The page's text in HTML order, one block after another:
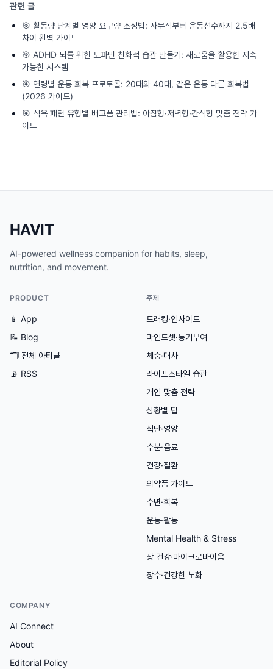
관련 글
🎯 활동량 단계별 영양 요구량 조정법: 사무직부터 운동선수까지 2.5배
차이 완벽 가이드
🎯 ADHD 뇌를 위한 도파민 친화적 습관 만들기: 새로움을 활용한 지속
가능한 시스템
🎯 연령별 운동 회복 프로토콜: 20대와 40대, 같은 운동 다른 회복법
(2026 가이드)
🎯 식욕 패턴 유형별 배고픔 관리법: 아침형·저녁형·간식형 맞춤 전략 가
이드
HAVIT
AI-powered wellness companion for habits, sleep,
nutrition, and movement.
PRODUCT
📱 App
📝 Blog
🗂 전체 아티클
📡 RSS
주제
트래킹·인사이트
마인드셋·동기부여
체중·대사
라이프스타일 습관
개인 맞춤 전략
상황별 팁
식단·영양
수분·음료
건강·질환
의약품 가이드
수면·회복
운동·활동
Mental Health & Stress
장 건강·마이크로바이옴
장수·건강한 노화
COMPANY
AI Connect
About
Editorial Policy